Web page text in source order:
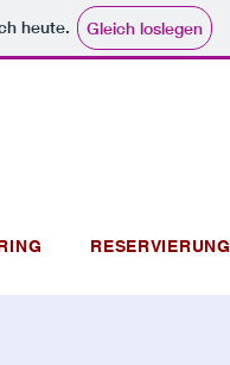
heute. Gleich loslegen
RESERVIERUNG